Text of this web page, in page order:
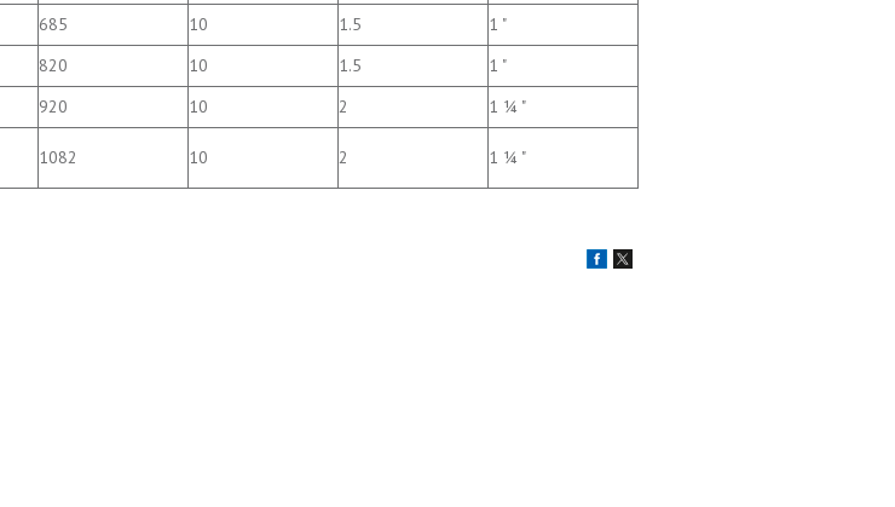
685 10 1.5
1 "
820 10 1.5
1 "
920 10 2 1 ¼ "
1082 10 2 1 ¼ "